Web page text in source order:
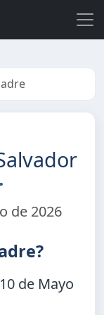
de 2026
10 de Mayo